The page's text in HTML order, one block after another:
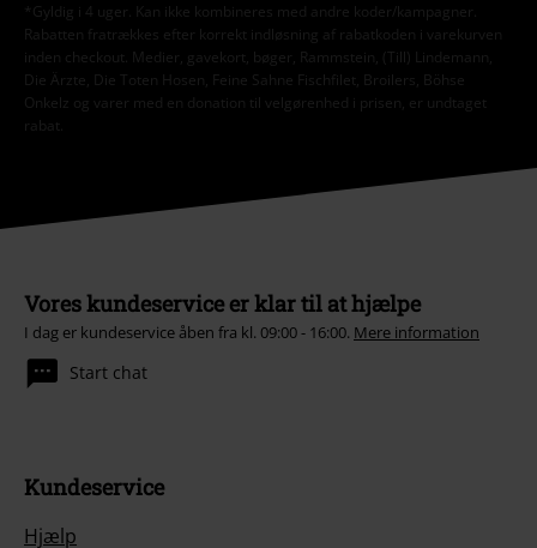
*Gyldig i 4 uger. Kan ikke kombineres med andre koder/kampagner.
Rabatten fratrækkes efter korrekt indløsning af rabatkoden i varekurven
inden checkout. Medier, gavekort, bøger, Rammstein, (Till) Lindemann,
Die Ärzte, Die Toten Hosen, Feine Sahne Fischfilet, Broilers, Böhse
Onkelz og varer med en donation til velgørenhed i prisen, er undtaget
rabat.
Vores kundeservice er klar til at hjælpe
I dag er kundeservice åben fra kl. 09:00 - 16:00. Mere information
Start chat
Kundeservice
Hjælp